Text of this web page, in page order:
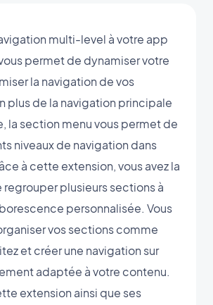
multi-level à votre app
permet de dynamiser votre
la navigation de vos
plus de la navigation principale
la section menu vous permet de
niveaux de navigation dans
à cette extension, vous avez la
plusieurs sections à
personnalisée. Vous
vos sections comme
et créer une navigation sur
adaptée à votre contenu.
extension ainsi que ses